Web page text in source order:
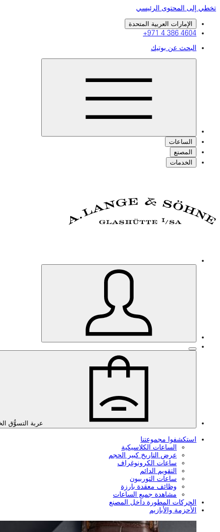
تخطي إلى المحتوى الرئيسي
الإمارات العربية المتحدة
+971 4 386 4604
البحث عن بوتيك
الساعات
المصنع
الخدمات
عربة التسوُّق
استكشفوا مجموعتنا
الساعات الكلاسيكية
عرض التاريخ كبير الحجم
ساعات الكرونوغراف
التقويم الدائم
ساعات التوربيون
وظائف معقدة بارزة
مشاهدة جميع الساعات
الحركات المطورة داخل المصنع
الأحزمة والأبازيم